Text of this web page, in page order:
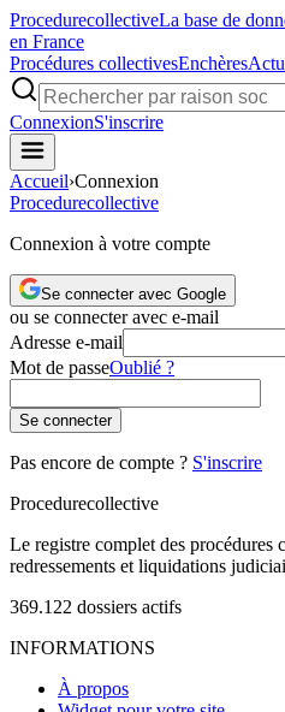
ProcedurecollectiveLa base de
en France
Procédures collectivesEnchères
ConnexionS'inscrire
Accueil›Connexion
Procedurecollective
Connexion à votre compte
Se connecter avec Google
ou se connecter avec e-mail
Adresse e-mail
Mot de passeOublié ?
Se connecter
Pas encore de compte ? S'inscrire
Procedurecollective
Le registre complet des
redressements et liquidations
369.122 dossiers actifs
INFORMATIONS
À propos